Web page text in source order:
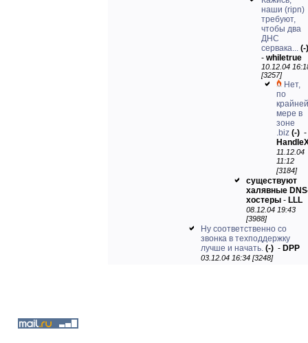
наши (ripn)
требуют,
чтобы два
ДНС
сервака... (-)
- whiletrue
10.12.04
[3257]
Нет,
по
крайней
мере в
зоне
.biz (-) -
11.12.04
11:12
[3184]
существуют
халявные
хостеры - LLL
08.12.04 19:43
[3988]
Ну соответственно со
звонка в техподдержку
лучше и начать. (-) - DPP
03.12.04 16:34 [3248]